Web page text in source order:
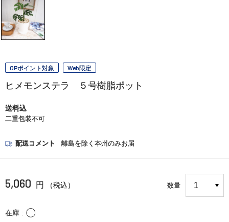
OPポイント対象 Web限定
ヒメモンステラ ５号樹脂ポット
送料込
二重包装不可
配送コメント 離島を除く本州のみお届
5,060 円 （税込） 数量
在庫 〇